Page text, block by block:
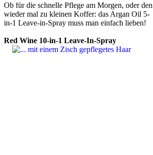
Ob für die schnelle Pflege am Morgen, oder den
wieder mal zu kleinen Koffer: das Argan Oil 5-
in-1 Leave-in-Spray muss man einfach lieben!
Red Wine 10-in-1 Leave-In-Spray